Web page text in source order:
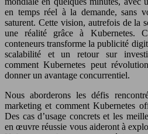
en temps réel à la demande, sans
saturent. Cette vision, autrefois de la
une réalité grâce à Kubernetes.
conteneurs transforme la publicité
scalabilité et un retour sur
comment Kubernetes peut
donner un avantage concurrentiel.
Nous aborderons les défis
marketing et comment Kubernetes
Des cas d’usage concrets et les
en œuvre réussie vous aideront à